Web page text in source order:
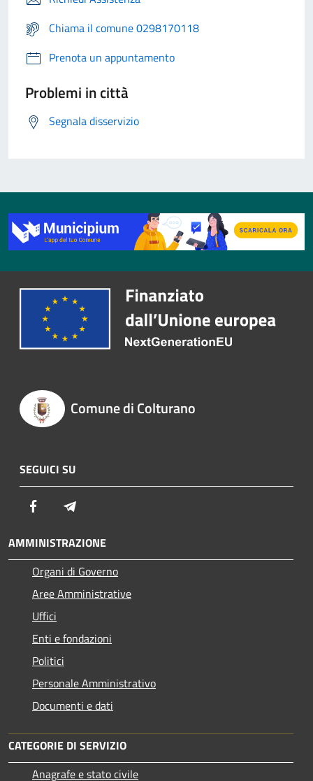
Chiama il comune 0298170118
Prenota un appuntamento
Problemi in città
Segnala disservizio
Comune di Colturano
SEGUICI SU
Facebook
AMMINISTRAZIONE
Organi di Governo
Aree Amministrative
Uffici
Enti e fondazioni
Politici
Personale Amministrativo
Documenti e dati
CATEGORIE DI SERVIZIO
Anagrafe e stato civile